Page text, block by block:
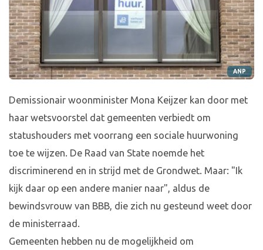
ANP
Demissionair woonminister Mona Keijzer kan door met
haar wetsvoorstel dat gemeenten verbiedt om
statushouders met voorrang een sociale huurwoning
toe te wijzen. De Raad van State noemde het
discriminerend en in strijd met de Grondwet. Maar: "Ik
kijk daar op een andere manier naar", aldus de
bewindsvrouw van BBB, die zich nu gesteund weet door
de ministerraad.
Gemeenten hebben nu de mogelijkheid om